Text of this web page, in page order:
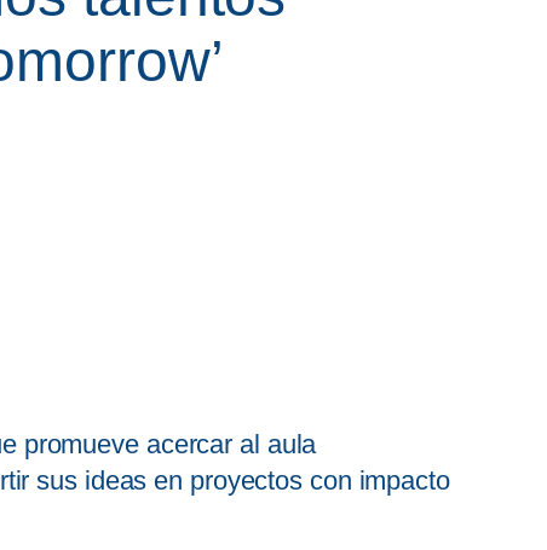
promueve acercar al aula
sus ideas en proyectos con impacto